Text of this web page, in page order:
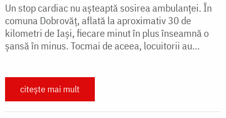
Un stop cardiac nu așteaptă sosirea ambulanței. În
comuna Dobrovăț, aflată la aproximativ 30 de
kilometri de Iași, fiecare minut în plus înseamnă o
șansă în minus. Tocmai de aceea, locuitorii au...
citește mai mult